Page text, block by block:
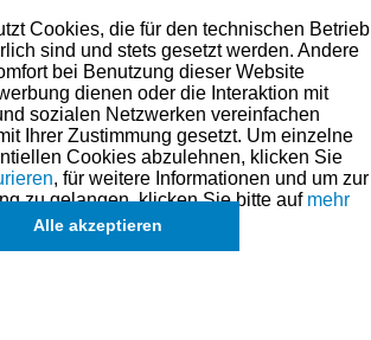
€
Cookies, die für den technischen Betrieb
sind und stets gesetzt werden. Andere
bei Benutzung dieser Website
dienen oder die Interaktion mit
sozialen Netzwerken vereinfachen
Ihrer Zustimmung gesetzt. Um einzelne
Cookies abzulehnen, klicken Sie
, für weitere Informationen und um zur
zu gelangen, klicken Sie bitte auf mehr
Alle akzeptieren